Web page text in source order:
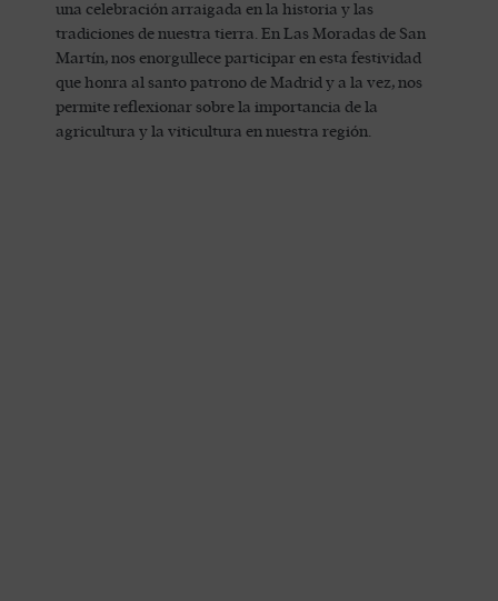
una celebración arraigada en la historia y las
tradiciones de nuestra tierra. En Las Moradas de San
Martín, nos enorgullece participar en esta festividad
que honra al santo patrono de Madrid y a la vez, nos
permite reflexionar sobre la importancia de la
agricultura y la viticultura en nuestra región.